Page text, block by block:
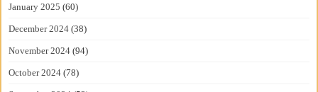
January 2025 (60)
December 2024 (38)
November 2024 (94)
October 2024 (78)